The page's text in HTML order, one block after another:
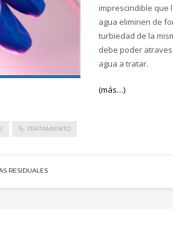
imprescindible que
agua eliminen de
turbiedad de la
debe poder
agua a tratar.
(más…)
TRATAMIENTO
RESIDUALES